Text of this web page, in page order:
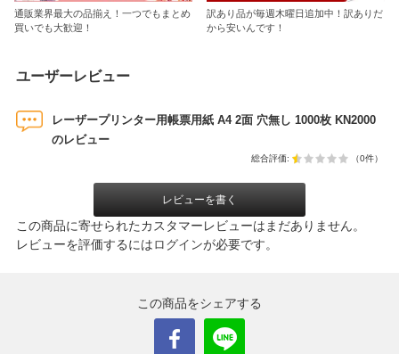
通販業界最大の品揃え！一つでもまとめ
買いでも大歓迎！
訳あり品が毎週木曜日追加中！訳ありだ
から安いんです！
ユーザーレビュー
レーザープリンター用帳票用紙 A4 2面 穴無し 1000枚 KN2000
のレビュー
総合評価: （0件）
レビューを書く
この商品に寄せられたカスタマーレビューはまだありません。
レビューを評価するにはログインが必要です。
この商品をシェアする